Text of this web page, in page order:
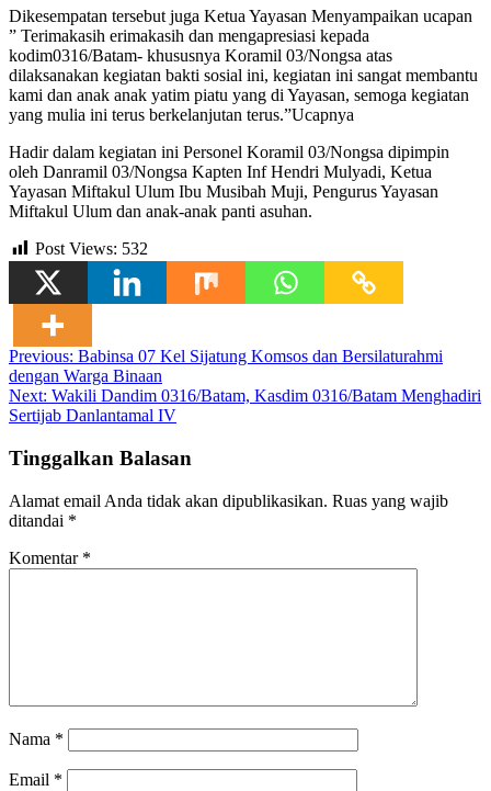
Dikesempatan tersebut juga Ketua Yayasan Menyampaikan ucapan
” Terimakasih erimakasih dan mengapresiasi kepada
kodim0316/Batam- khususnya Koramil 03/Nongsa atas
dilaksanakan kegiatan bakti sosial ini, kegiatan ini sangat membantu
kami dan anak anak yatim piatu yang di Yayasan, semoga kegiatan
yang mulia ini terus berkelanjutan terus.”Ucapnya
Hadir dalam kegiatan ini Personel Koramil 03/Nongsa dipimpin
oleh Danramil 03/Nongsa Kapten Inf Hendri Mulyadi, Ketua
Yayasan Miftakul Ulum Ibu Musibah Muji, Pengurus Yayasan
Miftakul Ulum dan anak-anak panti asuhan.
Post Views: 532
Navigasi
pos
Previous: Babinsa 07 Kel Sijatung Komsos dan Bersilaturahmi
dengan Warga Binaan
Next: Wakili Dandim 0316/Batam, Kasdim 0316/Batam Menghadiri
Sertijab Danlantamal IV
Tinggalkan Balasan
Alamat email Anda tidak akan dipublikasikan. Ruas yang wajib
ditandai *
Komentar *
Nama *
Email *